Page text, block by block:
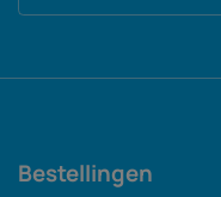
Bestellingen